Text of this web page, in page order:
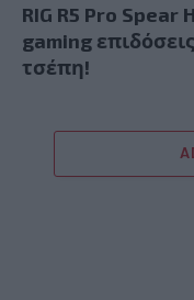
RIG R5 Pro Spear
gaming
τσέπη!